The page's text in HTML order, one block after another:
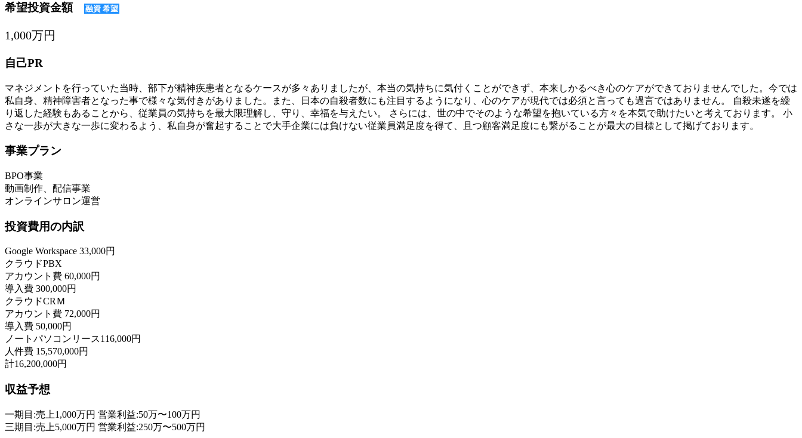
希望投資金額 融資 希望
1,000万円
自己PR
マネジメントを行っていた当時、部下が精神疾患者となるケースが多々ありましたが、本当の気持ちに気付くことができず、本来しかるべき心のケアができておりませんでした。今では
私自身、精神障害者となった事で様々な気付きがありました。また、日本の自殺者数にも注目するようになり、心のケアが現代では必須と言っても過言ではありません。 自殺未遂を繰
り返した経験もあることから、従業員の気持ちを最大限理解し、守り、幸福を与えたい。 さらには、世の中でそのような希望を抱いている方々を本気で助けたいと考えております。 小
さな一歩が大きな一歩に変わるよう、私自身が奮起することで大手企業には負けない従業員満足度を得て、且つ顧客満足度にも繋がることが最大の目標として掲げております。
事業プラン
BPO事業
動画制作、配信事業
オンラインサロン運営
投資費用の内訳
Google Workspace 33,000円
クラウドPBX
アカウント費 60,000円
導入費 300,000円
クラウドCRＭ
アカウント費 72,000円
導入費 50,000円
ノートパソコンリース116,000円
人件費 15,570,000円
計16,200,000円
収益予想
一期目:売上1,000万円 営業利益:50万〜100万円
三期目:売上5,000万円 営業利益:250万〜500万円